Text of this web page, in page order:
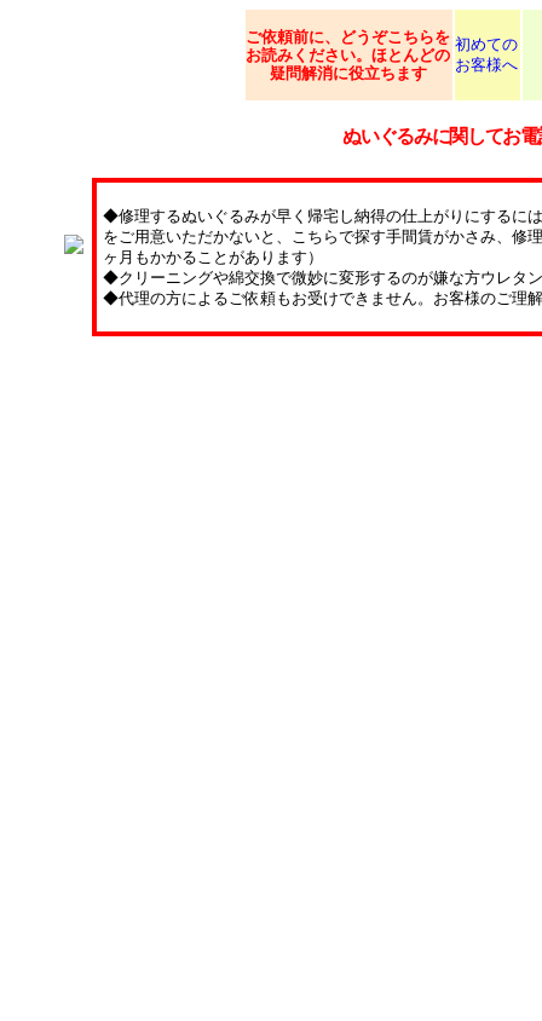
ご依頼前に、どうぞこちらを
お読みください。ほとんどの
疑問解消に役立ちます
初めての
お客様へ
ぬいぐるみに関してお
◆修理するぬいぐるみが早く帰宅し納得の仕上がりにするに
をご用意いただかないと、こちらで探す手間賃がかさみ、修
ヶ月もかかることがあります）
◆クリーニングや綿交換で微妙に変形するのが嫌な方ウレタ
◆代理の方によるご依頼もお受けできません。お客様のご理